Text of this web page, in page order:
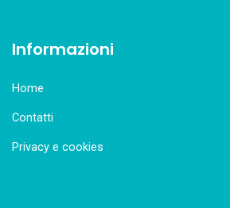
Informazioni
Home
Contatti
Privacy e cookies